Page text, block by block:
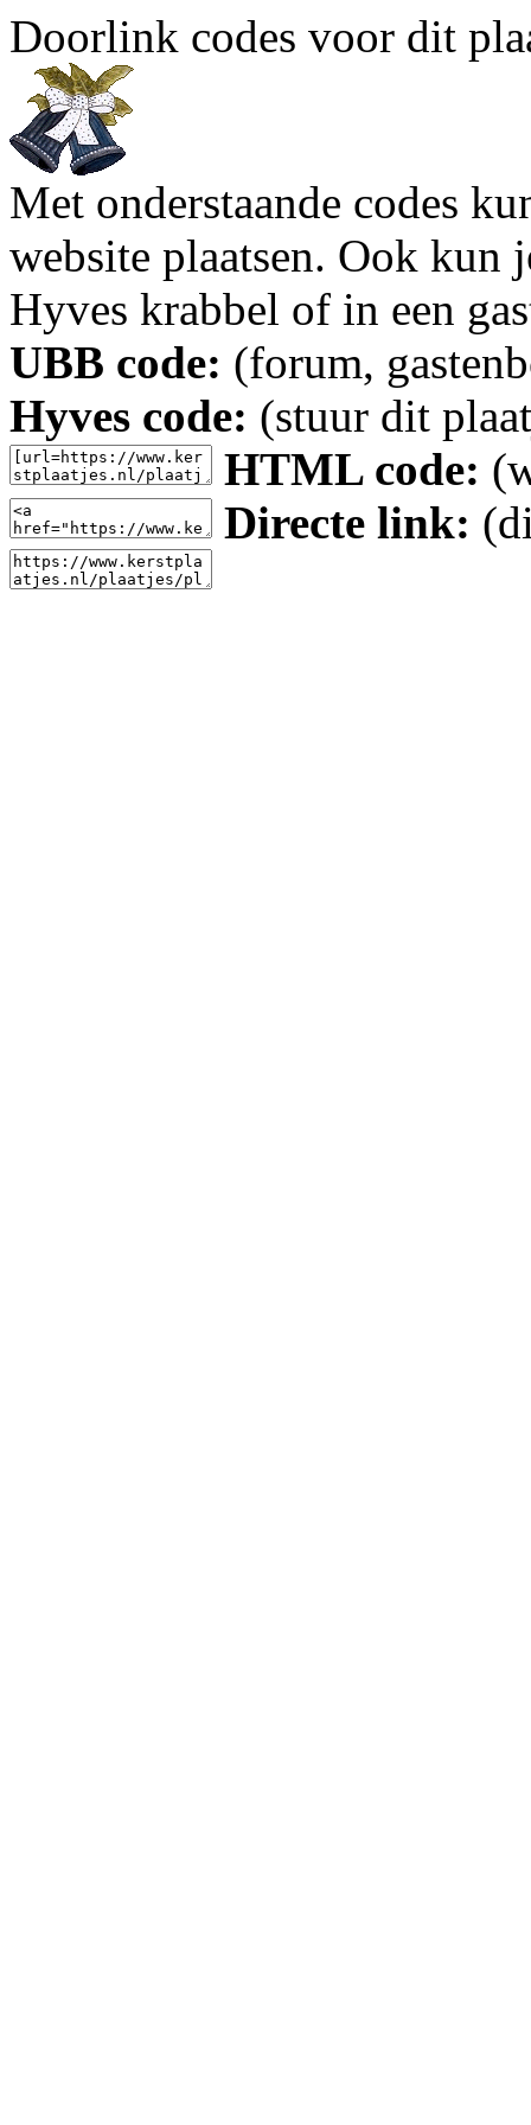
Doorlink codes voor dit
Met onderstaande codes
website plaatsen. Ook kun
Hyves krabbel of in een
UBB code: (forum,
Hyves code: (stuur dit
HTML code:
Directe link: